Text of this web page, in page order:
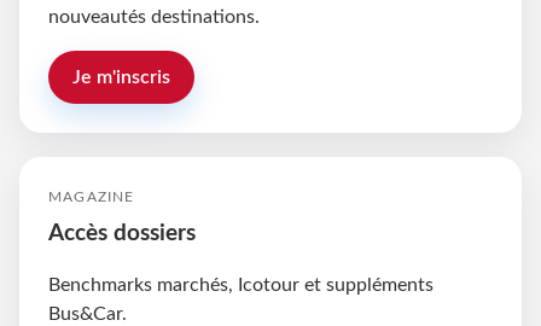
nouveautés destinations.
Je m'inscris
MAGAZINE
Accès dossiers
Benchmarks marchés, Icotour et suppléments
Bus&Car.